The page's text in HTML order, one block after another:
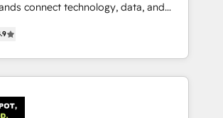
connect technology, data, and
operating across Spain, LATAM, and
global companies in building
sales, and customer success
& Portugal), we combine human insight